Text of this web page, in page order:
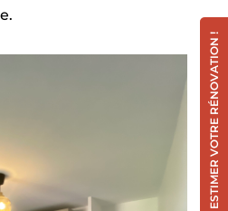
ESTIMER VOTRE RÉNOVATION !